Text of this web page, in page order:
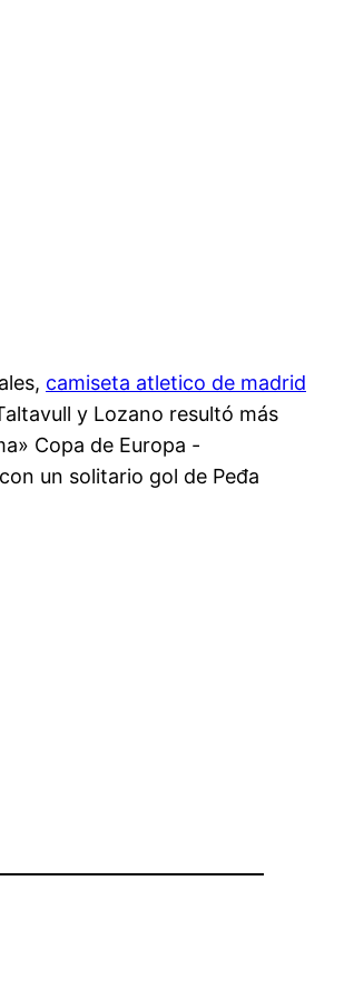
camiseta atletico de madrid
y Lozano resultó más
Copa de Europa -
un solitario gol de Peđa